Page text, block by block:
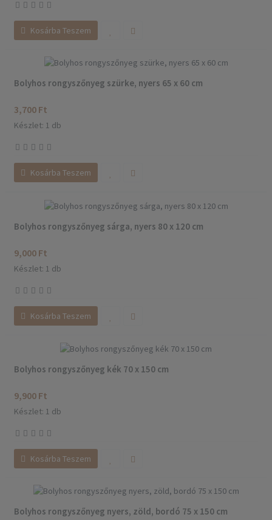
Kosárba Teszem
Bolyhos rongyszőnyeg szürke, nyers 65 x 60 cm
3,700 Ft
Készlet: 1 db
Kosárba Teszem
Bolyhos rongyszőnyeg sárga, nyers 80 x 120 cm
9,000 Ft
Készlet: 1 db
Kosárba Teszem
Bolyhos rongyszőnyeg kék 70 x 150 cm
9,900 Ft
Készlet: 1 db
Kosárba Teszem
Bolyhos rongyszőnyeg nyers, zöld, bordó 75 x 150 cm